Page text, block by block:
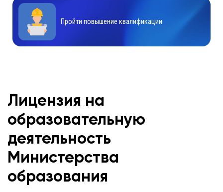
Пройти повышение квалификации
Лицензия на
образовательную
деятельность
Министерства
образования